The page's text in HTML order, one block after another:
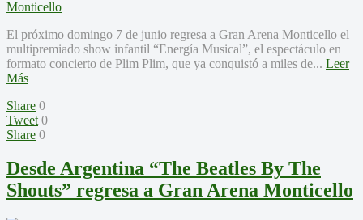
El próximo domingo 7 de junio regresa a Gran Arena Monticello el
multipremiado show infantil “Energía Musical”, el espectáculo en
formato concierto de Plim Plim, que ya conquistó a miles de... Leer
Más
Share 0
Tweet 0
Share 0
Desde Argentina “The Beatles By The
Shouts” regresa a Gran Arena Monticello